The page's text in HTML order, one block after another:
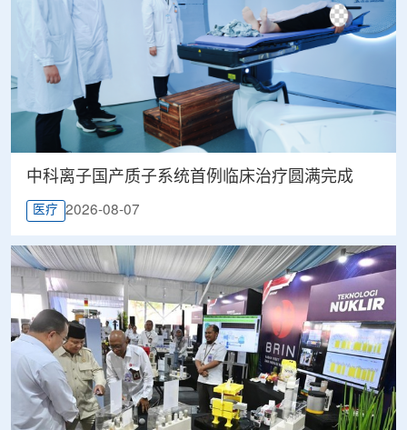
中科离子国产质子系统首例临床治疗圆满完成
医疗 2026-08-07